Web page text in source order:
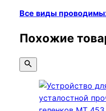
Все виды
Похожие